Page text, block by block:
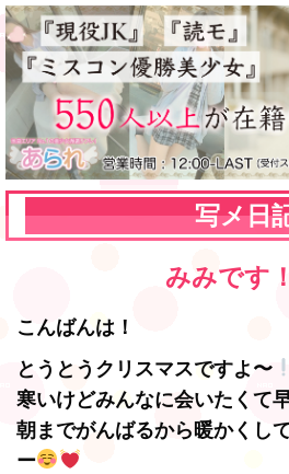
写メ日
みみです！
こんばんは！
とうとうクリスマスですよ〜
寒いけどみんなに会いたくて
朝までがんばるから暖かくし
ー